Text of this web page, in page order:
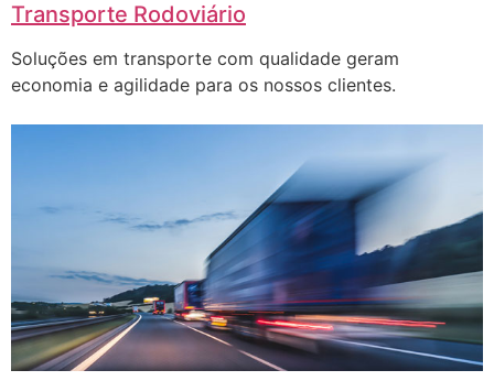
Transporte Rodoviário
Soluções em transporte com qualidade geram
economia e agilidade para os nossos clientes.